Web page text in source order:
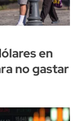
en
no gastar